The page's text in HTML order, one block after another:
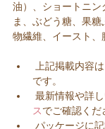
油）、ショートニ
ま、ぶどう糖、果
物繊維、イースト、
です。
最新情報や詳
スでご確認くだ